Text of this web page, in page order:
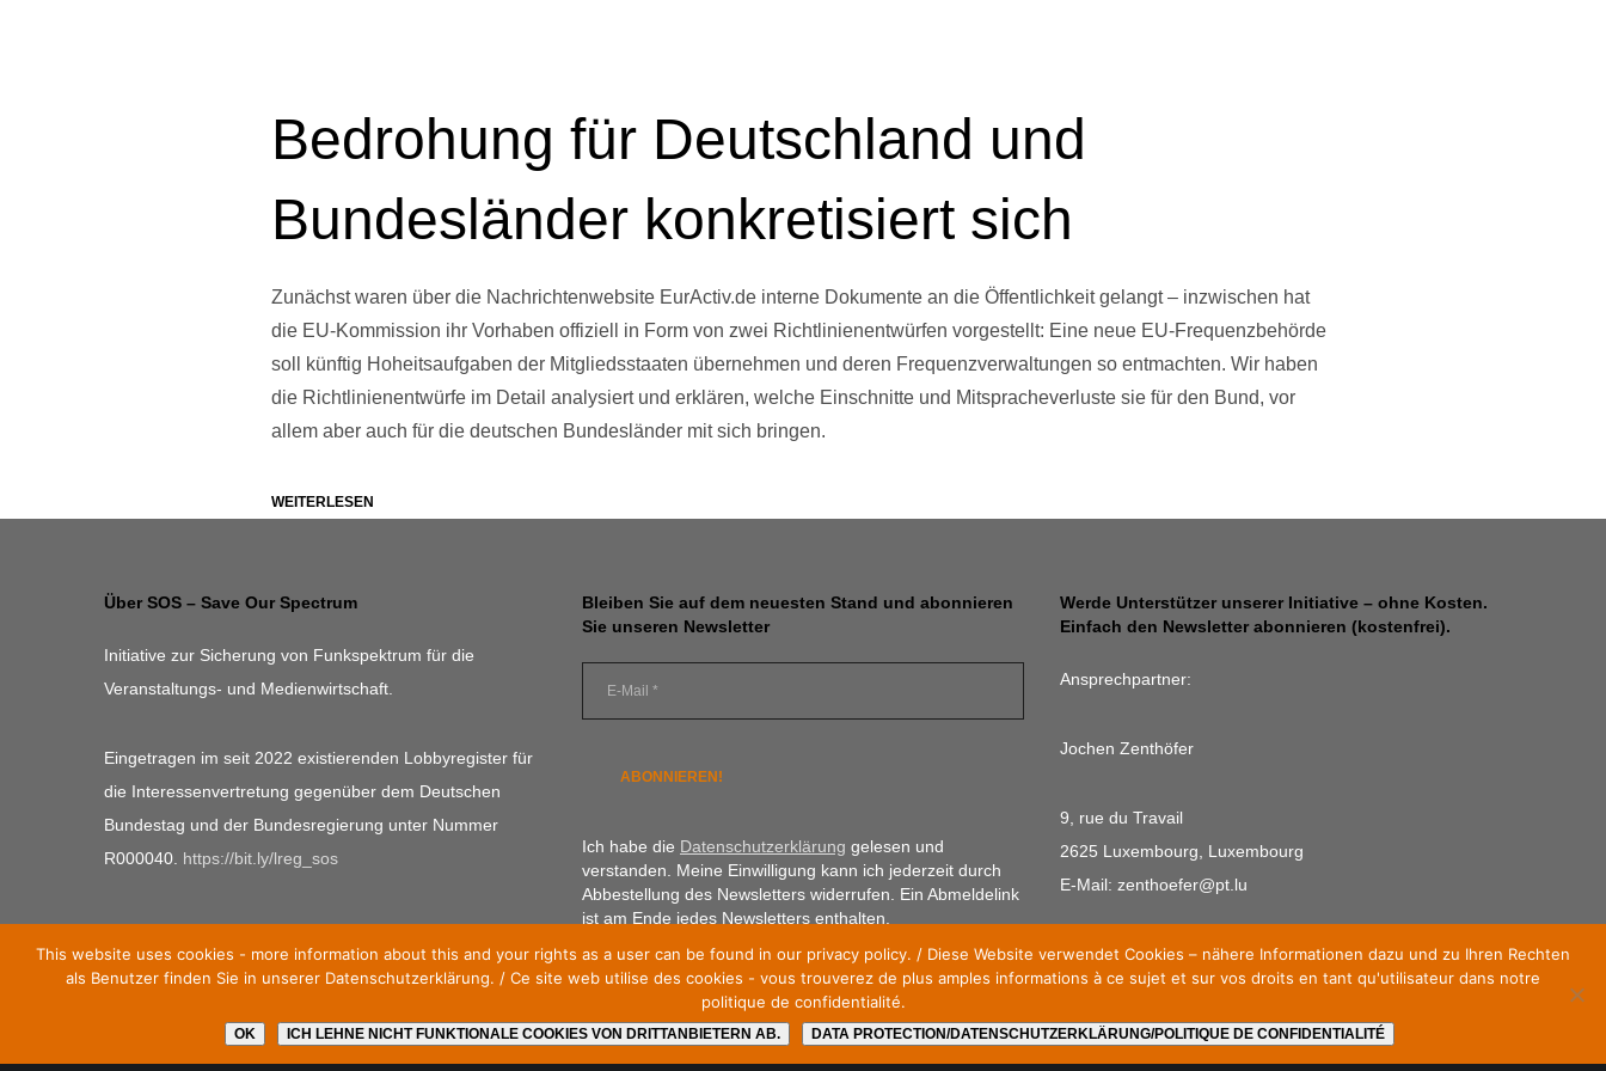
Bedrohung für Deutschland und
Bundesländer konkretisiert sich
Zunächst waren über die Nachrichtenwebsite EurActiv.de interne Dokumente an die Öffentlichkeit gelangt – inzwischen hat
die EU-Kommission ihr Vorhaben offiziell in Form von zwei Richtlinienentwürfen vorgestellt: Eine neue EU-Frequenzbehörde
soll künftig Hoheitsaufgaben der Mitgliedsstaaten übernehmen und deren Frequenzverwaltungen so entmachten. Wir haben
die Richtlinienentwürfe im Detail analysiert und erklären, welche Einschnitte und Mitspracheverluste sie für den Bund, vor
allem aber auch für die deutschen Bundesländer mit sich bringen.
WEITERLESEN
Über SOS – Save Our Spectrum
Initiative zur Sicherung von Funkspektrum für die
Veranstaltungs- und Medienwirtschaft.
Eingetragen im seit 2022 existierenden Lobbyregister für
die Interessenvertretung gegenüber dem Deutschen
Bundestag und der Bundesregierung unter Nummer
R000040. https://bit.ly/lreg_sos
Bleiben Sie auf dem neuesten Stand und abonnieren
Sie unseren Newsletter
Ich habe die Datenschutzerklärung gelesen und
verstanden. Meine Einwilligung kann ich jederzeit durch
Abbestellung des Newsletters widerrufen. Ein Abmeldelink
ist am Ende jedes Newsletters enthalten.
Werde Unterstützer unserer Initiative – ohne Kosten.
Einfach den Newsletter abonnieren (kostenfrei).
Ansprechpartner:
Jochen Zenthöfer
9, rue du Travail
2625 Luxembourg, Luxembourg
E-Mail: zenthoefer@pt.lu
© 2026Save Our Spectrum
This website uses cookies - more information about this and your rights as a user can be found in our privacy policy. / Diese Website verwendet Cookies – nähere Informationen dazu und zu Ihren Rechten
als Benutzer finden Sie in unserer Datenschutzerklärung. / Ce site web utilise des cookies - vous trouverez de plus amples informations à ce sujet et sur vos droits en tant qu'utilisateur dans notre
politique de confidentialité.
OK ICH LEHNE NICHT FUNKTIONALE COOKIES VON DRITTANBIETERN AB. DATA PROTECTION/DATENSCHUTZERKLÄRUNG/POLITIQUE DE CONFIDENTIALITÉ